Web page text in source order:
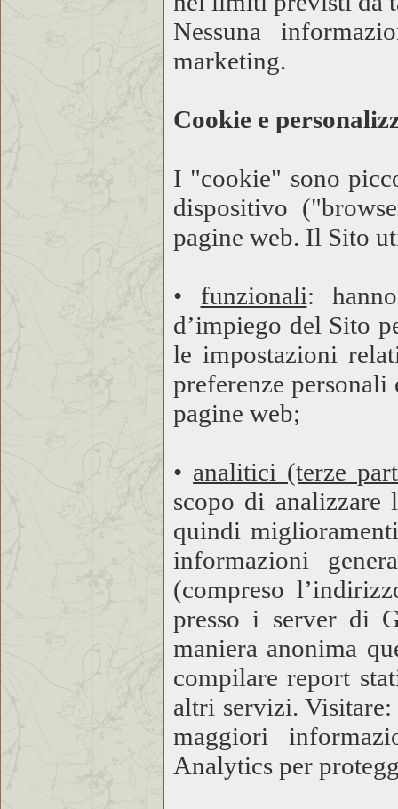
Nessuna
marketing.
Cookie e
I "cookie" sono
dispositivo
pagine web. Il Sito
• funzionali:
d’impiego del Sito
le impostazioni
preferenze
pagine web;
• analitici (terze
scopo di analizzare
quindi
informazioni
(compreso
presso i server di
maniera anonima
compilare report
altri servizi.
maggiori
Analytics per